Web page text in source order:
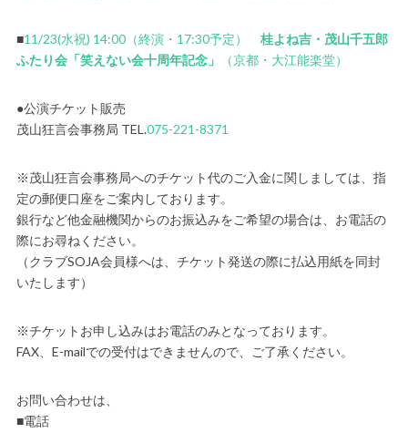
■11/23(水祝) 14:00（終演・17:30予定） 桂よね吉・茂山千五郎
ふたり会「笑えない会十周年記念」
（京都・大江能楽堂）
●公演チケット販売
茂山狂言会事務局 TEL.075-221-8371
※茂山狂言会事務局へのチケット代のご入金に関しましては、指
定の郵便口座をご案内しております。
銀行など他金融機関からのお振込みをご希望の場合は、お電話の
際にお尋ねください。
（クラブSOJA会員様へは、チケット発送の際に払込用紙を同封
いたします）
※チケットお申し込みはお電話のみとなっております。
FAX、E-mailでの受付はできませんので、ご了承ください。
お問い合わせは、
■電話